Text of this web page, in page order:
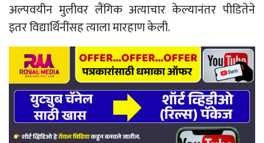
अल्पवयीन मुलीवर लैंगिक अत्याचार केल्यानंतर पीडितेने
इतर विद्यार्थिनींसह त्याला मारहाण केली.